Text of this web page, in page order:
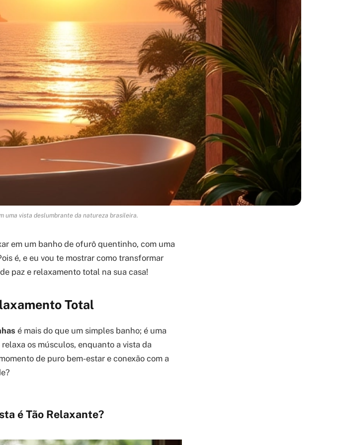
uma vista deslumbrante da natureza brasileira.
em um banho de ofurô quentinho, com uma
é, e eu vou te mostrar como transformar
paz e relaxamento total na sua casa!
Total
é mais do que um simples banho; é uma
os músculos, enquanto a vista da
de puro bem-estar e conexão com a
é Tão Relaxante?